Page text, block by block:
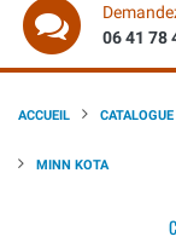
06 41 78
ACCUEIL CATALOGUE
MINN KOTA